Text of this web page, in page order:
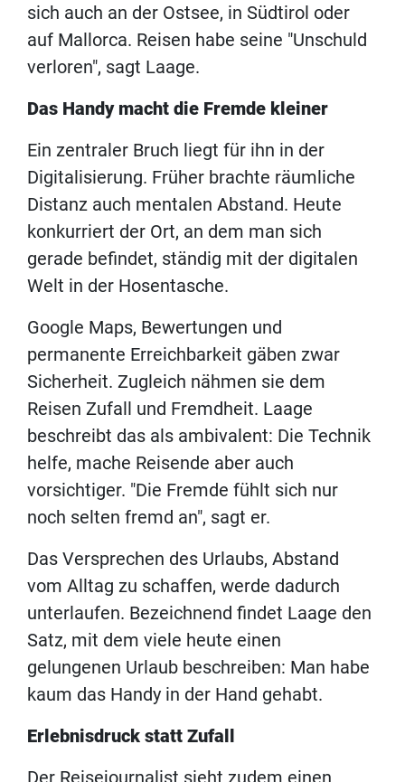
sich auch an der Ostsee, in Südtirol oder
auf Mallorca. Reisen habe seine "Unschuld
verloren", sagt Laage.
Das Handy macht die Fremde kleiner
Ein zentraler Bruch liegt für ihn in der
Digitalisierung. Früher brachte räumliche
Distanz auch mentalen Abstand. Heute
konkurriert der Ort, an dem man sich
gerade befindet, ständig mit der digitalen
Welt in der Hosentasche.
Google Maps, Bewertungen und
permanente Erreichbarkeit gäben zwar
Sicherheit. Zugleich nähmen sie dem
Reisen Zufall und Fremdheit. Laage
beschreibt das als ambivalent: Die Technik
helfe, mache Reisende aber auch
vorsichtiger. "Die Fremde fühlt sich nur
noch selten fremd an", sagt er.
Das Versprechen des Urlaubs, Abstand
vom Alltag zu schaffen, werde dadurch
unterlaufen. Bezeichnend findet Laage den
Satz, mit dem viele heute einen
gelungenen Urlaub beschreiben: Man habe
kaum das Handy in der Hand gehabt.
Erlebnisdruck statt Zufall
Der Reisejournalist sieht zudem einen